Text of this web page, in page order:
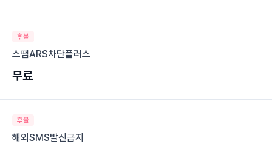
후불
스팸ARS차단플러스
무료
후불
해외SMS발신금지